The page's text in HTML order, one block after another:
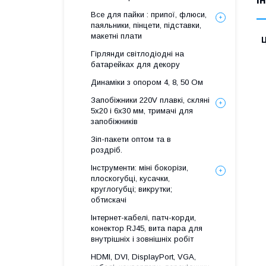
Все для пайки : припої, флюси,
паяльники, пінцети, підставки,
макетні плати
Гірлянди світлодіодні на
батарейках для декору
Динаміки з опором 4, 8, 50 Ом
Запобіжники 220V плавкі, скляні
5x20 і 6х30 мм, тримачі для
запобіжників
Зіп-пакети оптом та в
роздріб.
Інструменти: міні бокорізи,
плоскогубці, кусачки,
круглогубці; викрутки;
обтискачі
Інтернет-кабелі, патч-корди,
конектор RJ45, вита пара для
внутрішніх і зовнішніх робіт
HDMI, DVI, DisplayPort, VGA,